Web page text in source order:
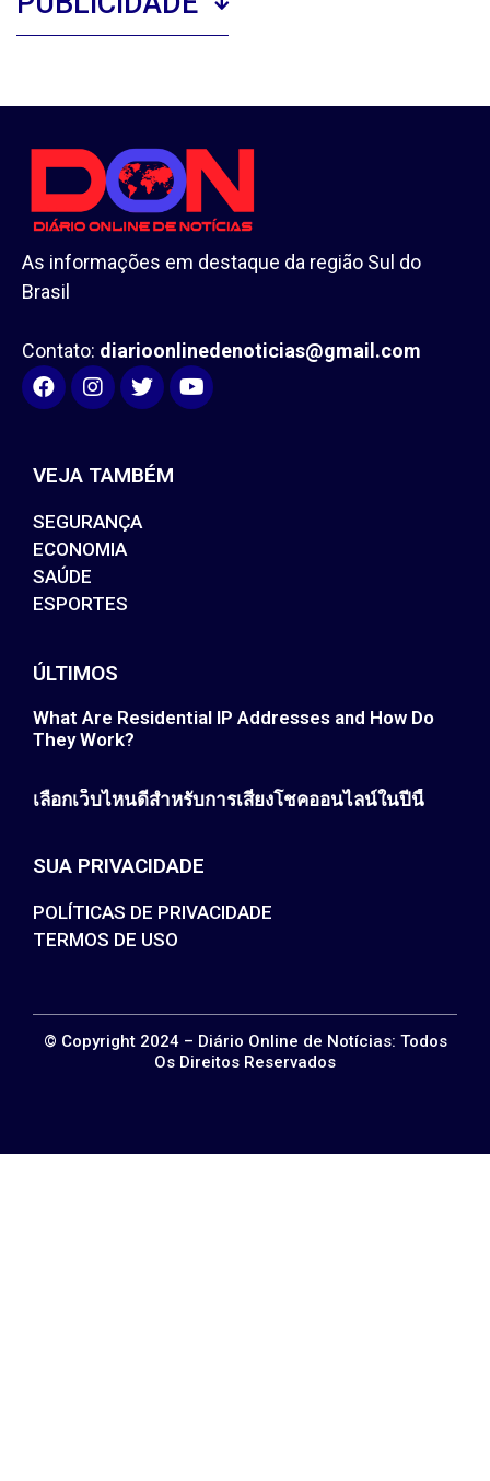
As informações em destaque da região Sul do
Brasil
Contato: diarioonlinedenoticias@gmail.com
VEJA TAMBÉM
SEGURANÇA
ECONOMIA
SAÚDE
ESPORTES
ÚLTIMOS
What Are Residential IP Addresses and How Do
They Work?
เลือกเว็บไหนดีสำหรับการเสี่ยงโชคออนไลน์ในปีนี้
SUA PRIVACIDADE
POLÍTICAS DE PRIVACIDADE
TERMOS DE USO
© Copyright 2024 – Diário Online de Notícias: Todos
Os Direitos Reservados